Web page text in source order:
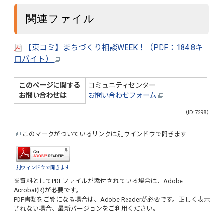
関連ファイル
【東コミ】まちづくり相談WEEK！（PDF：184.8キ
ロバイト）
このページに関する
お問い合わせは
コミュニティセンター
お問い合わせフォーム
（ID:7298）
このマークがついているリンクは別ウインドウで開きます
別ウィンドウで開きます
※資料としてPDFファイルが添付されている場合は、 Adobe
Acrobat(R)が必要です。
PDF書類をご覧になる場合は、 Adobe Readerが必要です。正しく表示
されない場合、最新バージョンをご利用ください。